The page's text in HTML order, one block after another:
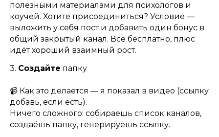
полезными материалами для психологов и
коучей. Хотите присоединиться? Условие —
выложить у себя пост и добавить один бонус в
общий закрытый канал. Всё бесплатно, плюс
идёт хороший взаимный рост.
3. Создайте папку
📹 Как это делается — я показал в видео (ссылку
добавь, если есть).
Ничего сложного: собираешь список каналов,
создаёшь папку, генерируешь ссылку.